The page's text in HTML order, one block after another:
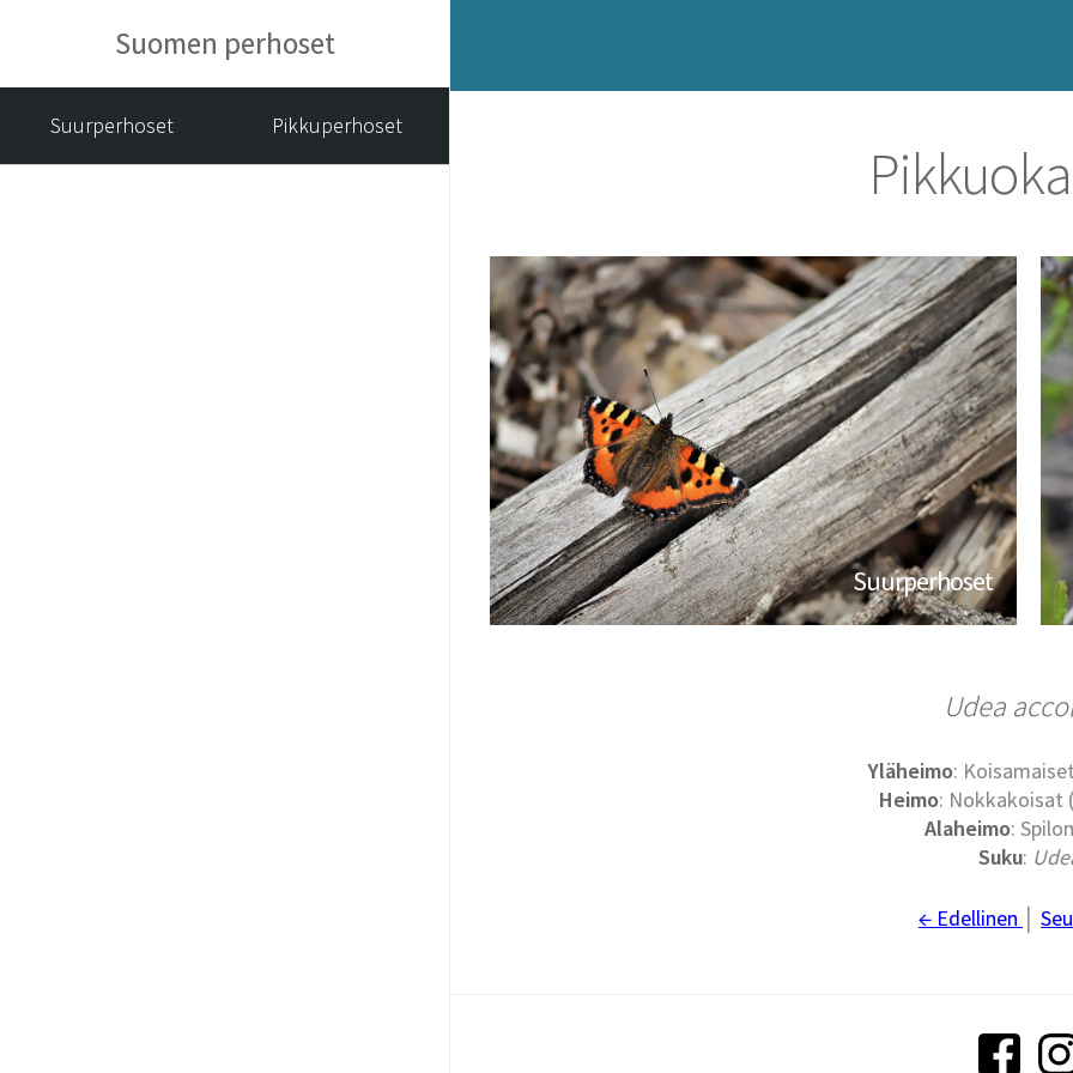
Suomen perhoset
Suurperhoset Pikkuperhoset
Suurperhoset
Udea
Yläheimo:
Heimo: Nokkakoisat
Alaheimo:
Suku:
← Edellinen